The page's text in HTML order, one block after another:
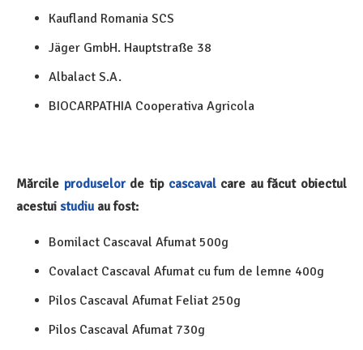
Kaufland Romania SCS
Jäger GmbH. Hauptstraße 38
Albalact S.A.
BIOCARPATHIA Cooperativa Agricola
Mărcile produselorde tip cascavalcare au făcut obiectul
acestui studiu au fost:
Bomilact Cascaval Afumat 500g
Covalact Cascaval Afumat cu fum de lemne 400g
Pilos Cascaval Afumat Feliat 250g
Pilos Cascaval Afumat 730g